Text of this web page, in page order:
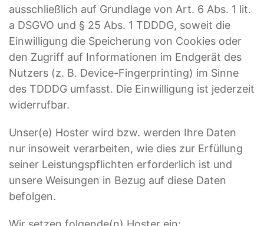
ausschließlich auf Grundlage von Art. 6 Abs. 1 lit.
a DSGVO und § 25 Abs. 1 TDDDG, soweit die
Einwilligung die Speicherung von Cookies oder
den Zugriff auf Informationen im Endgerät des
Nutzers (z. B. Device-Fingerprinting) im Sinne
des TDDDG umfasst. Die Einwilligung ist jederzeit
widerrufbar.
Unser(e) Hoster wird bzw. werden Ihre Daten
nur insoweit verarbeiten, wie dies zur Erfüllung
seiner Leistungspflichten erforderlich ist und
unsere Weisungen in Bezug auf diese Daten
befolgen.